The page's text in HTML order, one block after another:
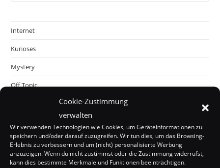
Cookie-Zustimmung
verwalten
Wir verwenden Technologien wie Cookies, um Geräteinformationen zu
speichern und/oder darauf zuzugreifen. Wir tun dies, um das Browsing-
Erlebnis zu verbessern und um (nicht) personalisierte Werbung
anzuzeigen. Wenn du nicht zustimmst oder die Zustimmung widerrufst,
kann dies bestimmte Merkmale und Funktionen beeinträchtigen.
Internet
Kurioses
Mystery
Off Topic
Politik & Gesellschaft
Unterhaltung
Wissenschaft